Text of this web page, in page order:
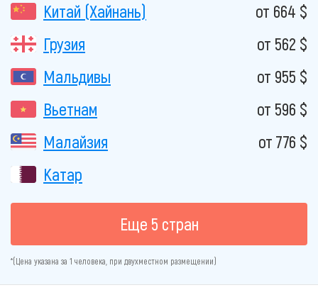
Китай (Хайнань)
от 664 $
Грузия
от 562 $
Мальдивы
от 955 $
Вьетнам
от 596 $
Малайзия
от 776 $
Катар
Еще 5 стран
*(Цена указана за 1 человека, при двухместном размещении)